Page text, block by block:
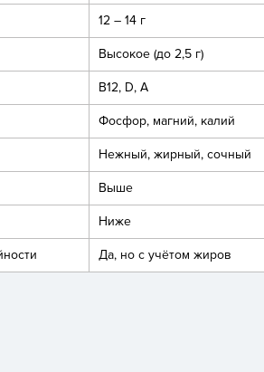
12 – 14 г
Высокое (до 2,5 г)
B12, D, A
Фосфор, магний, калий
Нежный, жирный, сочный
Выше
Ниже
Да, но с учётом жиров